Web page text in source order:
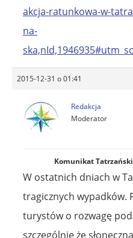
akcja-ratunkowa-w-
na-
2015-12-31 o 01:41
Redakcja
Moderator
Komunikat
W ostatnich dniach w
tragicznych wypadków.
turystów o rozwagę
szczególnie że